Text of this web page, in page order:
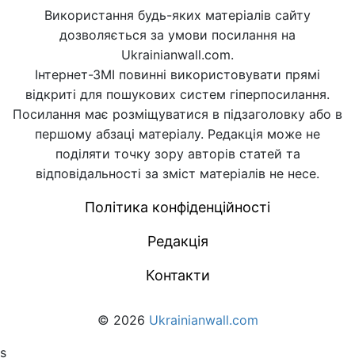
Використання будь-яких матеріалів сайту
дозволяється за умови посилання на
Ukrainianwall.com.
Інтернет-ЗМІ повинні використовувати прямі
відкриті для пошукових систем гіперпосилання.
Посилання має розміщуватися в підзаголовку або в
першому абзаці матеріалу. Редакція може не
поділяти точку зору авторів статей та
відповідальності за зміст матеріалів не несе.
Політика конфіденційності
Редакція
Контакти
© 2026 Ukrainianwall.com
s